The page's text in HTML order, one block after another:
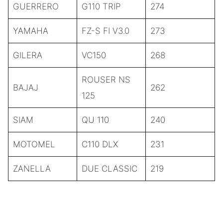
GUERRERO G110 TRIP 274
YAMAHA FZ-S FI V3.0 273
GILERA VC150 268
BAJAJ
ROUSER NS
125
262
SIAM QU 110 240
MOTOMEL C110 DLX 231
ZANELLA DUE CLASSIC 219